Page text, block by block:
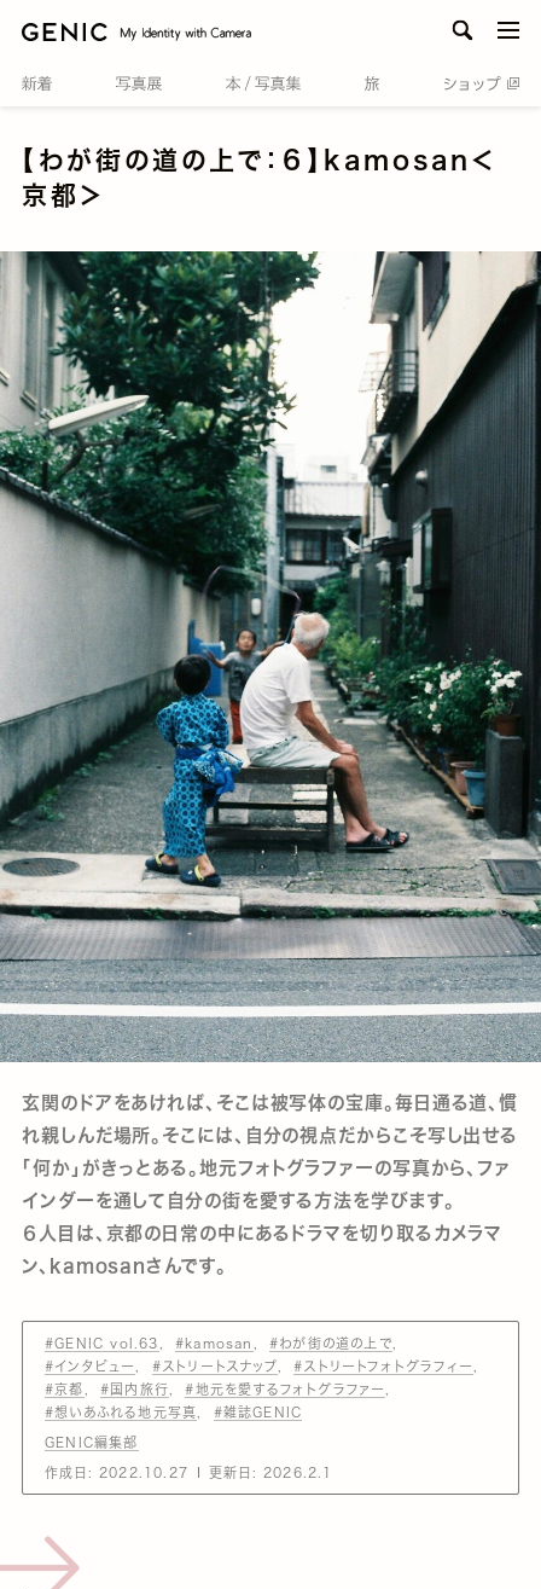
【わが街の道の上で：６】kamosan＜
京都＞
玄関のドアをあければ、そこは被写体の宝庫。毎日通る道、慣
れ親しんだ場所。そこには、自分の視点だからこそ写し出せる
「何か」がきっとある。地元フォトグラファーの写真から、ファ
インダーを通して自分の街を愛する方法を学びます。
６人目は、京都の日常の中にあるドラマを切り取るカメラマ
ン、kamosanさんです。
#GENIC vol.63 #kamosan
#わが街の道の上で
#インタビュー
#ストリートスナップ
#ストリートフォトグラフィー
#京都
#国内旅行
#地元を愛するフォトグラファー
#想いあふれる地元写真
#雑誌GENIC
GENIC編集部
作成日: 2022.10.27 更新日: 2026.2.1